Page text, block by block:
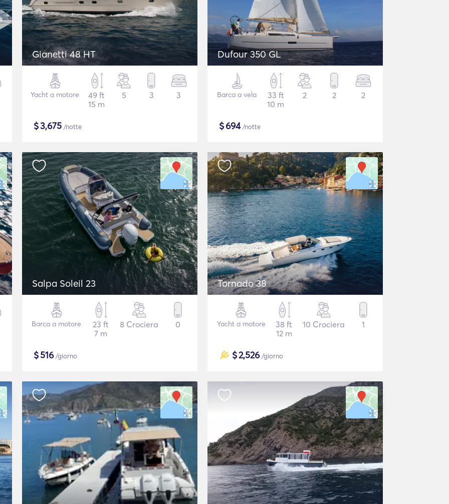
Gianetti 48 HT
Yacht a motore
49 ft
15 m
5 3 3
$3,675 /notte
Dufour 350 GL
Barca a vela
33 ft
10 m
2 2 2
$694/notte
Salpa Soleil 23
Barca a motore
23 ft
7 m
8 Crociera 0
$516/giorno
Tornado 38
Yacht a motore
38 ft
12 m
10 Crociera 1
$2,526/giorno